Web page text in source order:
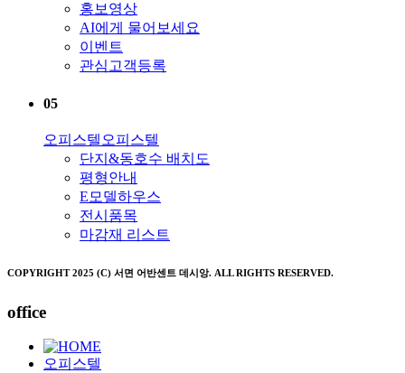
홍보영상
AI에게 물어보세요
이벤트
관심고객등록
05
오피스텔 오피스텔
단지&동호수 배치도
평형안내
E모델하우스
전시품목
마감재 리스트
COPYRIGHT 2025 (C) 서면 어반센트 데시앙. ALL RIGHTS RESERVED.
office
오피스텔